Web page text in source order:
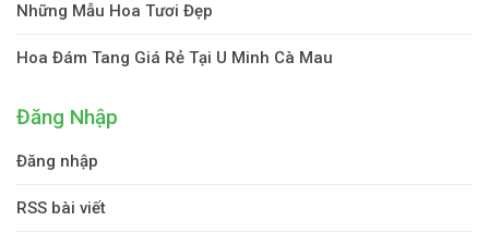
Những Mẫu Hoa Tươi Đẹp
Hoa Đám Tang Giá Rẻ Tại U Minh Cà Mau
Đăng Nhập
Đăng nhập
RSS bài viết